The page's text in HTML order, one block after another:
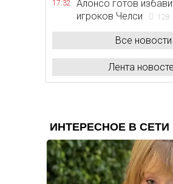
17:32
Алонсо готов
игроков Челси
128
Все новости
Лента